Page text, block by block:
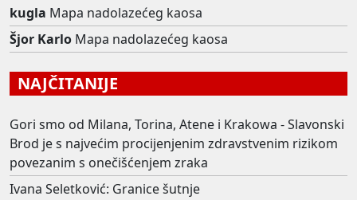
kugla Mapa nadolazećeg kaosa
Šjor Karlo Mapa nadolazećeg kaosa
NAJČITANIJE
Gori smo od Milana, Torina, Atene i Krakowa - Slavonski
Brod je s najvećim procijenjenim zdravstvenim rizikom
povezanim s onečišćenjem zraka
Ivana Seletković: Granice šutnje